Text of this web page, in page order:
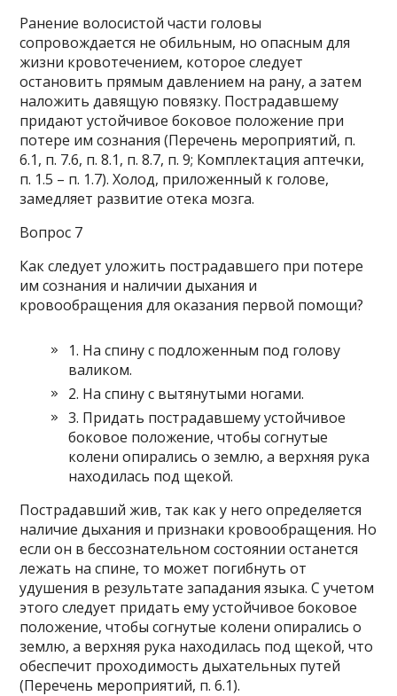
Ранение волосистой части головы
сопровождается не обильным, но опасным для
жизни кровотечением, которое следует
остановить прямым давлением на рану, а затем
наложить давящую повязку. Пострадавшему
придают устойчивое боковое положение при
потере им сознания (Перечень мероприятий, п.
6.1, п. 7.6, п. 8.1, п. 8.7, п. 9; Комплектация аптечки,
п. 1.5 – п. 1.7). Холод, приложенный к голове,
замедляет развитие отека мозга.
Вопрос 7
Как следует уложить пострадавшего при потере
им сознания и наличии дыхания и
кровообращения для оказания первой помощи?
1. На спину с подложенным под голову
валиком.
2. На спину с вытянутыми ногами.
3. Придать пострадавшему устойчивое
боковое положение, чтобы согнутые
колени опирались о землю, а верхняя рука
находилась под щекой.
Пострадавший жив, так как у него определяется
наличие дыхания и признаки кровообращения. Но
если он в бессознательном состоянии останется
лежать на спине, то может погибнуть от
удушения в результате западания языка. С учетом
этого следует придать ему устойчивое боковое
положение, чтобы согнутые колени опирались о
землю, а верхняя рука находилась под щекой, что
обеспечит проходимость дыхательных путей
(Перечень мероприятий, п. 6.1).